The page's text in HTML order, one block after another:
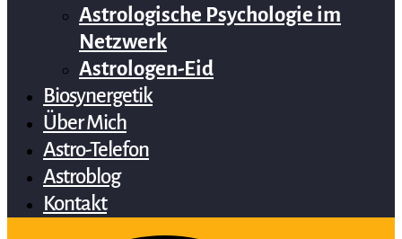
Astrologische Psychologie im
Netzwerk
Astrologen-Eid
Biosynergetik
Über Mich
Astro-Telefon
Astroblog
Kontakt